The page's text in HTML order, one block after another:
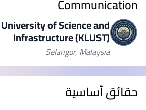
Communication
of Science and
Infrastructure (KLUST)
Selangor, Malaysia
حقائق أساسية